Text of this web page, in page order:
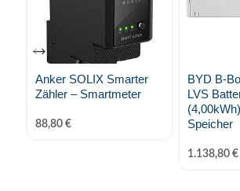
Anker SOLIX Smarter
Zähler – Smartmeter
88,80 €
BYD B-
LVS
Speicher
1.138,80 €